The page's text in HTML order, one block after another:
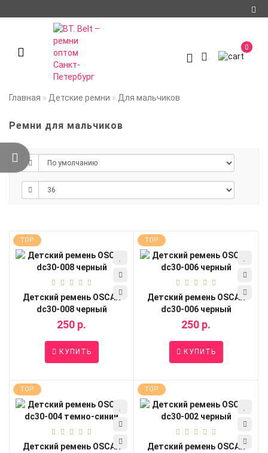
Авторизация
Доставка и оплата
конфиденциальности
Контакты
0
0
Главная Детские ремни Для мальчиков
Ремни для мальчиков
TOP
Детский ремень OSCAR
dc30-008 черный
250 р.
КУПИТЬ
TOP
Детский ремень OSCAR
dc30-006 черный
250 р.
КУПИТЬ
TOP
Детский ремень OSCAR
TOP
Детский ремень OSCAR